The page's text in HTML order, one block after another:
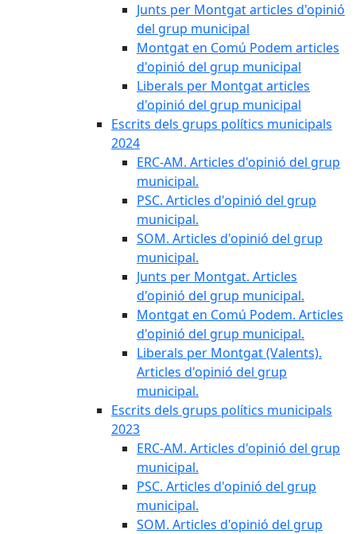
Junts per Montgat articles d'opinió
del grup municipal
Montgat en Comú Podem articles
d'opinió del grup municipal
Liberals per Montgat articles
d'opinió del grup municipal
Escrits dels grups polítics municipals
2024
ERC-AM. Articles d'opinió del grup
municipal.
PSC. Articles d'opinió del grup
municipal.
SOM. Articles d'opinió del grup
municipal.
Junts per Montgat. Articles
d'opinió del grup municipal.
Montgat en Comú Podem. Articles
d'opinió del grup municipal.
Liberals per Montgat (Valents).
Articles d'opinió del grup
municipal.
Escrits dels grups polítics municipals
2023
ERC-AM. Articles d'opinió del grup
municipal.
PSC. Articles d'opinió del grup
municipal.
SOM. Articles d'opinió del grup